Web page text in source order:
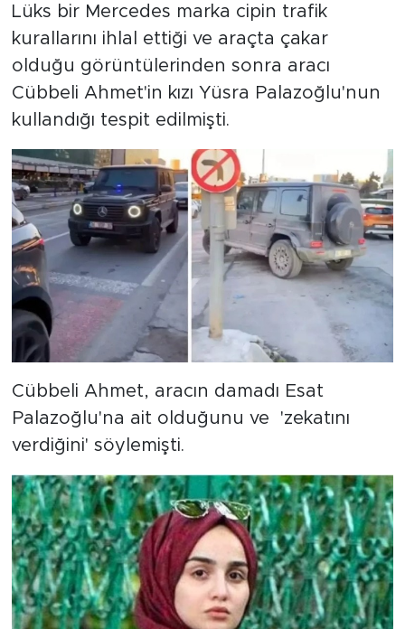
Lüks bir Mercedes marka cipin trafik
kurallarını ihlal ettiği ve araçta çakar
olduğu görüntülerinden sonra aracı
Cübbeli Ahmet'in kızı Yüsra Palazoğlu'nun
kullandığı tespit edilmişti.
Cübbeli Ahmet, aracın damadı Esat
Palazoğlu'na ait olduğunu ve 'zekatını
verdiğini' söylemişti.
KADIN
SAĞLIK
SİYASET
MEDYA KÖŞESİ
FOTO GALERİ
VİDEOLAR
ALINTI YAZARLAR
SOSYAL MEDYA